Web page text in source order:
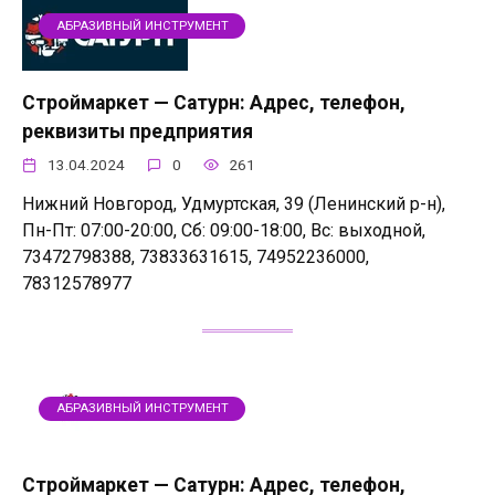
АБРАЗИВНЫЙ ИНСТРУМЕНТ
Строймаркет — Сатурн: Адрес, телефон,
реквизиты предприятия
13.04.2024 0 261
Нижний Новгород, Удмуртская, 39 (Ленинский р-н),
Пн-Пт: 07:00-20:00, Сб: 09:00-18:00, Вс: выходной,
73472798388, 73833631615, 74952236000,
78312578977
АБРАЗИВНЫЙ ИНСТРУМЕНТ
Строймаркет — Сатурн: Адрес, телефон,